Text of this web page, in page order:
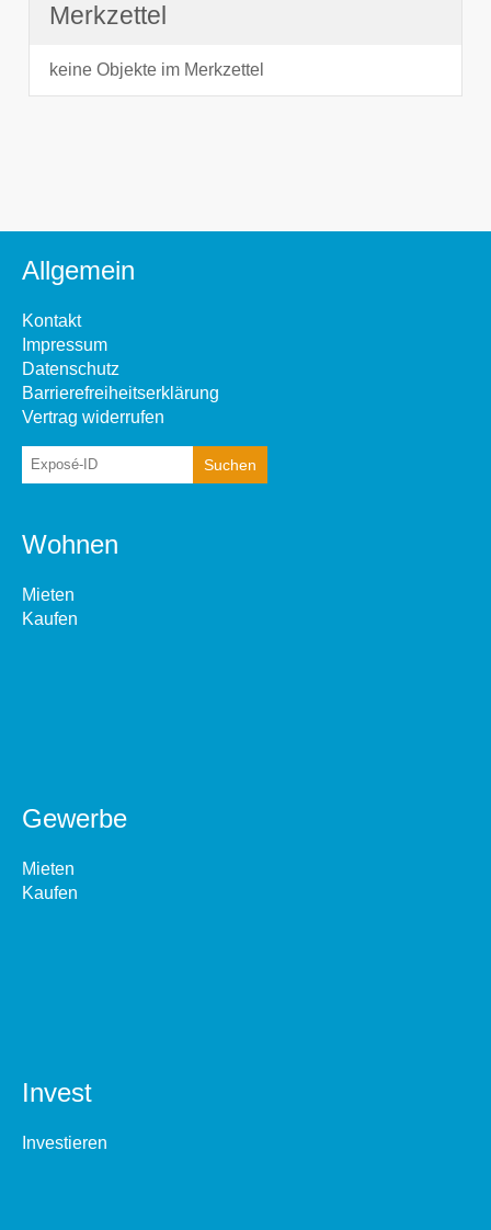
Merkzettel
keine Objekte im Merkzettel
Allgemein
Kontakt
Impressum
Datenschutz
Barrierefreiheitserklärung
Vertrag widerrufen
Wohnen
Mieten
Kaufen
Gewerbe
Mieten
Kaufen
Invest
Investieren